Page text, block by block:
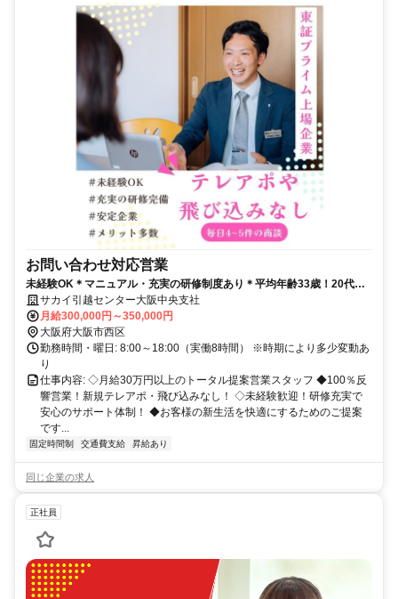
お問い合わせ対応営業
未経験OK＊マニュアル・充実の研修制度あり＊平均年齢33歳！20代の
多い職場です！
サカイ引越センター大阪中央支社
月給300,000円～350,000円
大阪府大阪市西区
勤務時間・曜日: 8:00～18:00（実働8時間） ※時期により多少変動あ
り
仕事内容: ◇月給30万円以上のトータル提案営業スタッフ ◆100％反
響営業！新規テレアポ・飛び込みなし！ ◇未経験歓迎！研修充実で
安心のサポート体制！ ◆お客様の新生活を快適にするためのご提案
です...
固定時間制 交通費支給 昇給あり
同じ企業の求人
正社員